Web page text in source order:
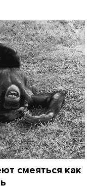
смеяться как